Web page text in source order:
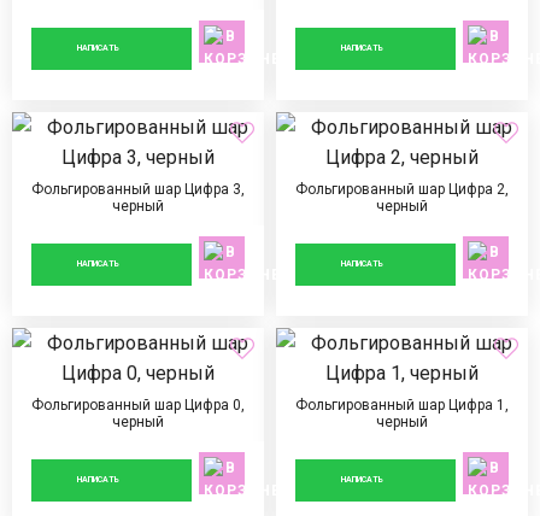
890 ₽
НАПИСАТЬ
890 ₽
НАПИСАТЬ
Фольгированный шар Цифра 3,
черный
890 ₽
НАПИСАТЬ
Фольгированный шар Цифра 2,
черный
890 ₽
НАПИСАТЬ
Фольгированный шар Цифра 0,
черный
890 ₽
НАПИСАТЬ
Фольгированный шар Цифра 1,
черный
890 ₽
НАПИСАТЬ